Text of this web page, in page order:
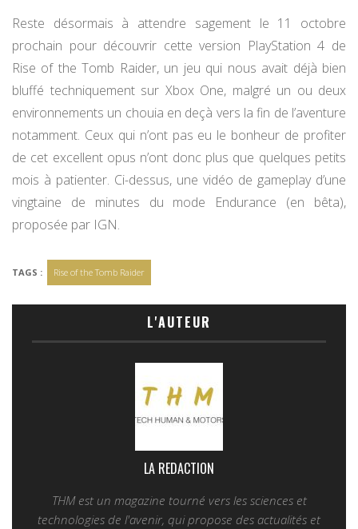
Reste désormais à attendre sagement le 11 octobre
prochain pour découvrir cette version PlayStation 4 de
Rise of the Tomb Raider, un jeu qui nous avait déjà bien
bluffé techniquement sur Xbox One, malgré un ou deux
environnements un chouia en deçà vers la fin de l’aventure
notamment. Ceux qui n’ont pas eu le bonheur de profiter
de cet excellent opus n’ont donc plus que quelques petits
mois à patienter. Ci-dessus, une vidéo de gameplay d’une
vingtaine de minutes du mode Endurance (en bêta),
proposée par IGN.
TAGS : Rise of the Tomb Raider
L'AUTEUR
LA REDACTION
THM est un magazine tourné vers les sciences et
technologies de l'avenir, qui propose des actualités et